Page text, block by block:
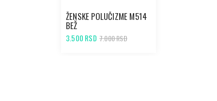
ŽENSKE POLUČIZME M514
BEŽ
3.500 RSD 7.000 RSD